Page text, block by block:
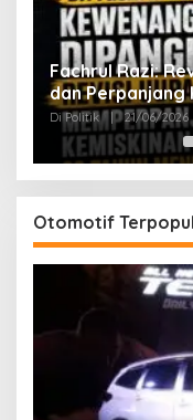
Fachrul Razi:
dan Perpanjang
Di Politik 21/06/2026
Otomotif